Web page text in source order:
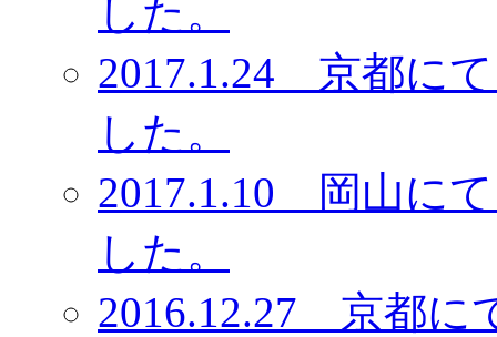
した。
2017.1.24 京都に
した。
2017.1.10 岡山に
した。
2016.12.27 京都に